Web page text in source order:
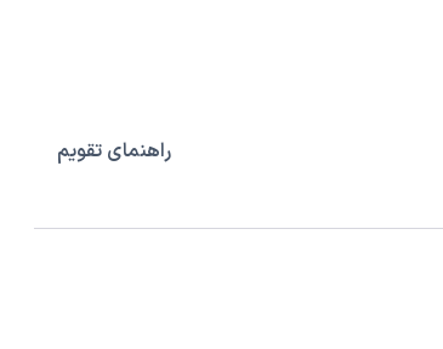
راهنمای تقویم